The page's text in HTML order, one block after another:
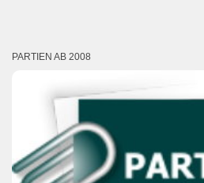
PARTIEN AB 2008